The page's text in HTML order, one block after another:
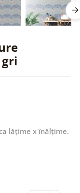
lățime x înălțime.